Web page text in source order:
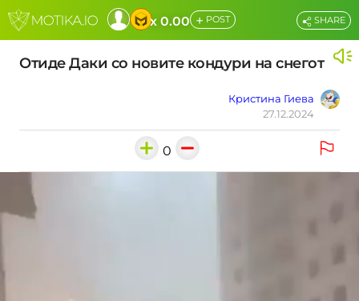
x 0.00 + POST
Отиде Даки со новите кондури на снегот
Кристина Гиева
27.12.2024
SHARE
0